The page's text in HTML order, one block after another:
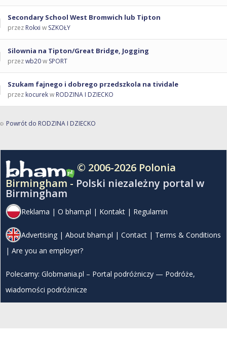
Secondary School West Bromwich lub Tipton
przez Rokxi w SZKOŁY
Silownia na Tipton/Great Bridge, Jogging
przezwb20w SPORT
Szukam fajnego i dobrego przedszkola na tividale
przez kocurekw RODZINA I DZIECKO
Powrót do RODZINA I DZIECKO
© 2006-2026 Polonia
Birmingham - Polski niezależny portal w
Birmingham
Reklama | O bham.pl | Kontakt | Regulamin
Advertising | About bham.pl | Contact | Terms & Conditions
| Are you an employer?
Polecamy: Globmania.pl – Portal podróżniczy — Podróże,
wiadomości podróżnicze